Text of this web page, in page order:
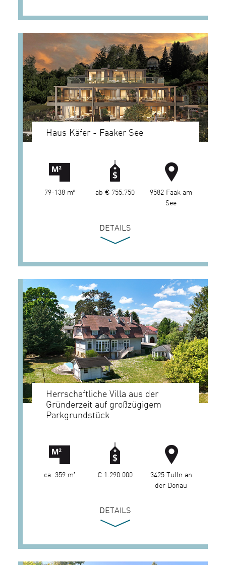
Haus Käfer - Faaker See
79-138 m² ab € 755.750
9582 Faak am
See
DETAILS
Herrschaftliche Villa aus der
Gründerzeit auf großzügigem
Parkgrundstück
ca. 359 m² € 1.290.000
3425 Tulln an
der Donau
DETAILS